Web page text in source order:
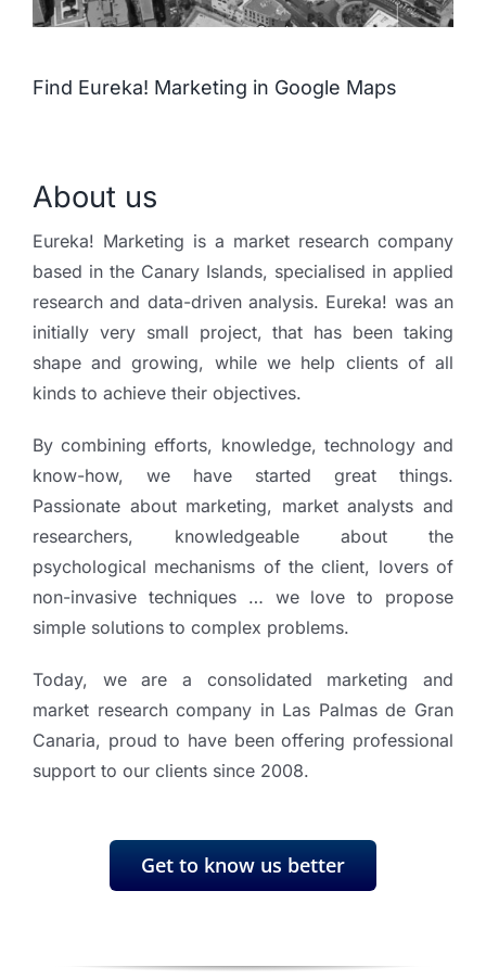
Find Eureka! Marketing in Google Maps
About us
Eureka! Marketing is a market research company
based in the Canary Islands, specialised in applied
research and data-driven analysis. Eureka! was an
initially very small project, that has been taking
shape and growing, while we help clients of all
kinds to achieve their objectives.
By combining efforts, knowledge, technology and
know-how, we have started great things.
Passionate about marketing, market analysts and
researchers, knowledgeable about the
psychological mechanisms of the client, lovers of
non-invasive techniques … we love to propose
simple solutions to complex problems.
Today, we are a consolidated marketing and
market research company in Las Palmas de Gran
Canaria, proud to have been offering professional
support to our clients since 2008.
Get to know us better